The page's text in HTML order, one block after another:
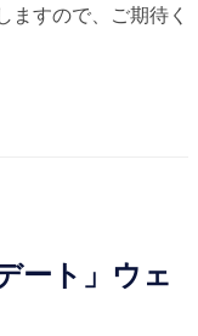
ますので、ご期待く
ート」ウェ